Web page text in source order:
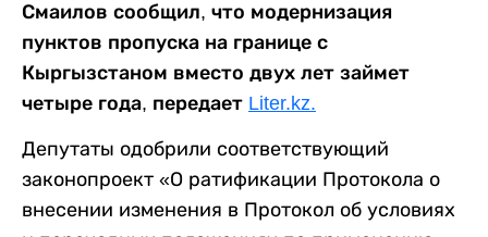
Смаилов сообщил, что модернизация
пунктов пропуска на границе с
Кыргызстаном вместо двух лет займет
четыре года, передает Liter.kz.
Депутаты одобрили соответствующий
законопроект «О ратификации Протокола о
внесении изменения в Протокол об условиях